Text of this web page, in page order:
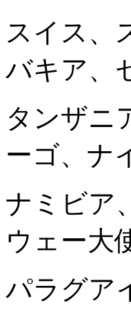
スイス、
バキア、
タンザニ
ーゴ、ナ
ナミビア
ウェー大
パラグア